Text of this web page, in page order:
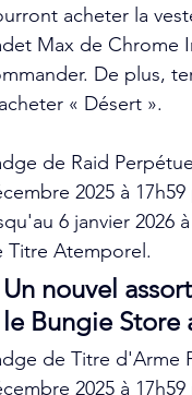
acheter la
Max de Chrome
De plus,
« Désert ».
de Raid
2025 à
6 janvier 2026
Titre Atemporel.
Un nouvel
le Bungie
de Titre d'Arme
2025 à